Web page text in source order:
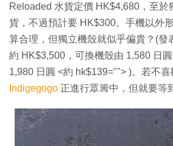
Reloaded 水貨定價 HK$4,680，至於
貨，不過預計要 HK$300。手機以外
算合理，但獨立機殼就似乎偏貴？(發
約 HK$3,500，可換機殼由 1,580 日
1,980 日圓 <約 hk$139=""> )。若不
Indigegogo 正進行眾籌中，但就要等